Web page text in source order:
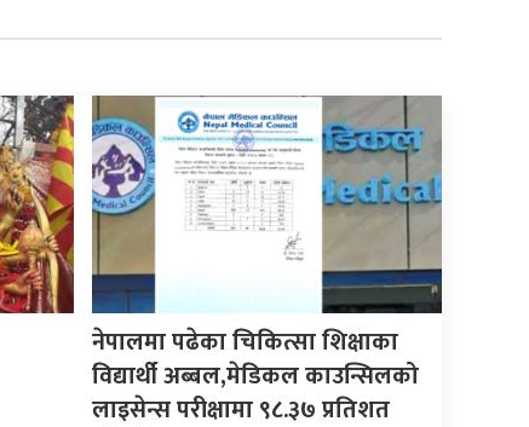
नेपालमा पढेका चिकित्सा शिक्षाका
विद्यार्थी अब्बल,मेडिकल काउन्सिलको
लाइसेन्स परीक्षामा ९८.३७ प्रतिशत